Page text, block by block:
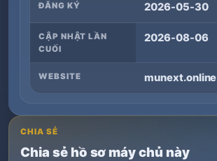
ĐĂNG KÝ 2026-05-30
CẬP NHẬT LẦN
CUỐI
2026-08-06
WEBSITE munext.online
CHIA SẺ
Chia sẻ hồ sơ máy chủ này